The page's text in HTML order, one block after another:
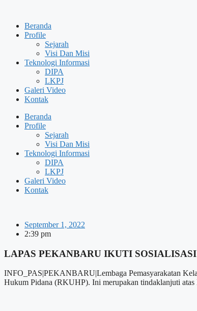
contentBeranda
Profile
Sejarah
Visi Dan Misi
Teknologi Informasi
DIPA
LKPJ
Galeri Video
Kontak
Beranda
Profile
Sejarah
Visi Dan Misi
Teknologi Informasi
DIPA
LKPJ
Galeri Video
Kontak
September 1, 2022
2:39 pm
LAPAS PEKANBARU IKUTI
INFO_PAS|PEKANBARU|Lembaga Pemasyarakatan
Hukum Pidana (RKUHP). Ini merupakan tindaklanjuti